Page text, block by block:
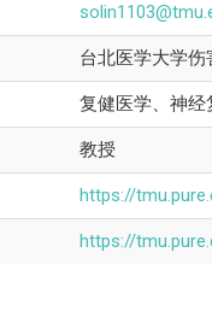
台北医学大学
复健医学、神经
教授
https://
https://